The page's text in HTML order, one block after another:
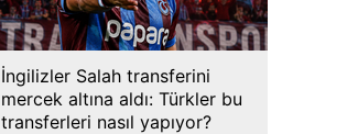
İngilizler Salah transferini
mercek altına aldı: Türkler bu
transferleri nasıl yapıyor?